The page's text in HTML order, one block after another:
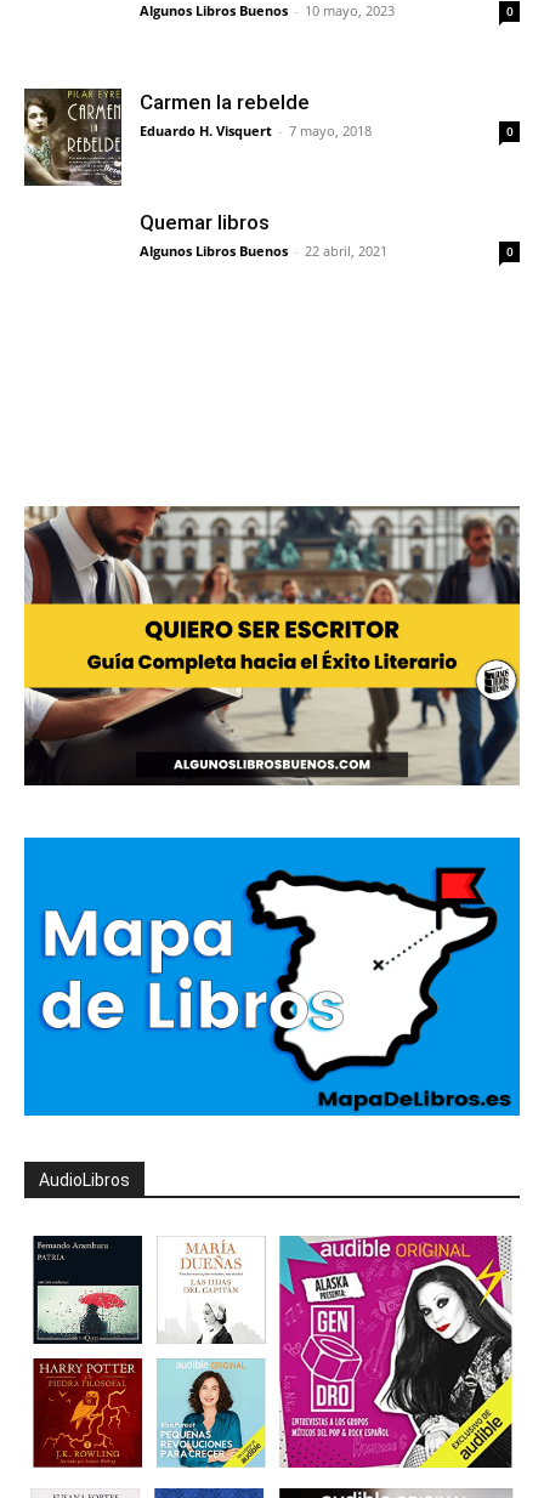
Algunos Libros Buenos - 10 mayo, 2023 0
Carmen la rebelde
Eduardo H. Visquert - 7 mayo, 2018 0
Quemar libros
Algunos Libros Buenos - 22 abril, 2021 0
AudioLibros